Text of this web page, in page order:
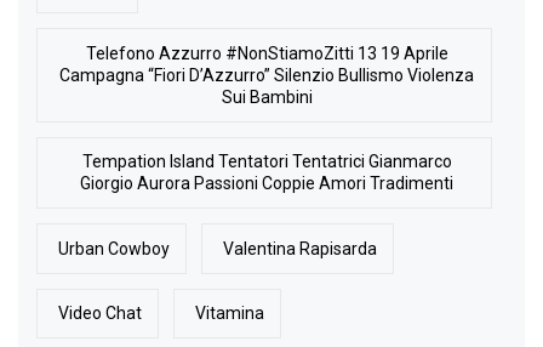
Telefono Azzurro #NonStiamoZitti 13 19 Aprile
Campagna “Fiori D’Azzurro” Silenzio Bullismo Violenza
Sui Bambini
Tempation Island Tentatori Tentatrici Gianmarco
Giorgio Aurora Passioni Coppie Amori Tradimenti
Urban Cowboy Valentina Rapisarda
Video Chat Vitamina